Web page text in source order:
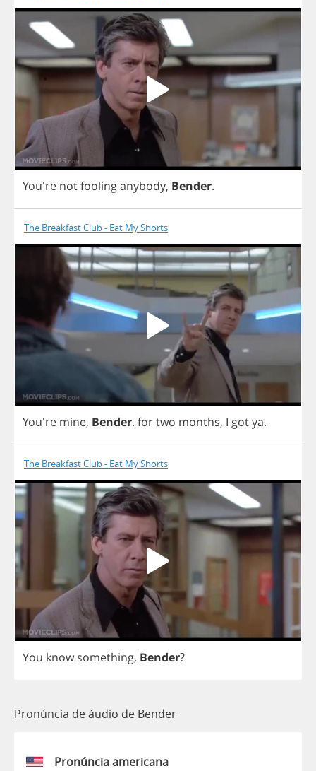
You're notfoolinganybody, Bender.
The Breakfast Club - Eat My Shorts
You're mine, Bender. fortwo months, I gotya.
The Breakfast Club - Eat My Shorts
You know something, Bender?
Pronúncia de áudio de Bender
Pronúncia americana